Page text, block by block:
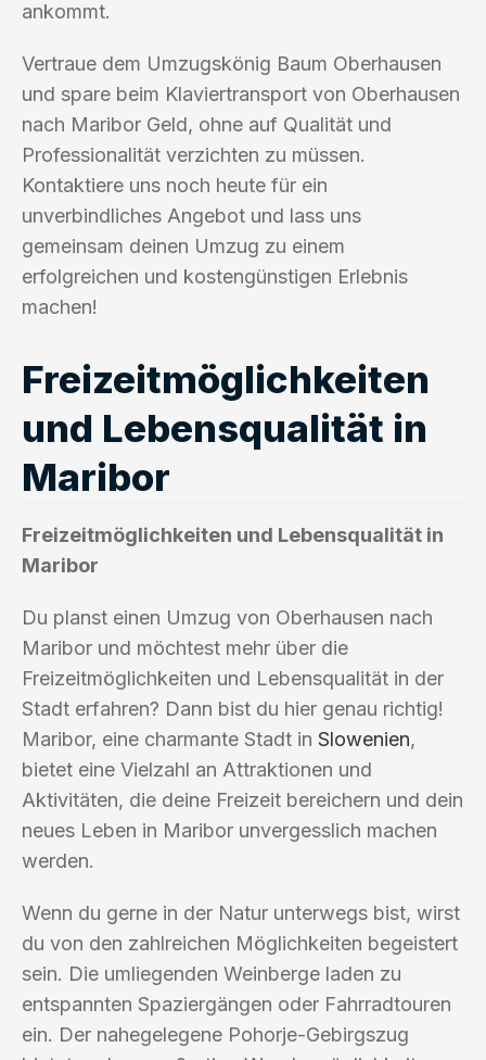
ankommt.
Vertraue dem Umzugskönig Baum Oberhausen
und spare beim Klaviertransport von Oberhausen
nach Maribor Geld, ohne auf Qualität und
Professionalität verzichten zu müssen.
Kontaktiere uns noch heute für ein
unverbindliches Angebot und lass uns
gemeinsam deinen Umzug zu einem
erfolgreichen und kostengünstigen Erlebnis
machen!
Freizeitmöglichkeiten
und Lebensqualität in
Maribor
Freizeitmöglichkeiten und Lebensqualität in
Maribor
Du planst einen Umzug von Oberhausen nach
Maribor und möchtest mehr über die
Freizeitmöglichkeiten und Lebensqualität in der
Stadt erfahren? Dann bist du hier genau richtig!
Maribor, eine charmante Stadt in Slowenien,
bietet eine Vielzahl an Attraktionen und
Aktivitäten, die deine Freizeit bereichern und dein
neues Leben in Maribor unvergesslich machen
werden.
Wenn du gerne in der Natur unterwegs bist, wirst
du von den zahlreichen Möglichkeiten begeistert
sein. Die umliegenden Weinberge laden zu
entspannten Spaziergängen oder Fahrradtouren
ein. Der nahegelegene Pohorje-Gebirgszug